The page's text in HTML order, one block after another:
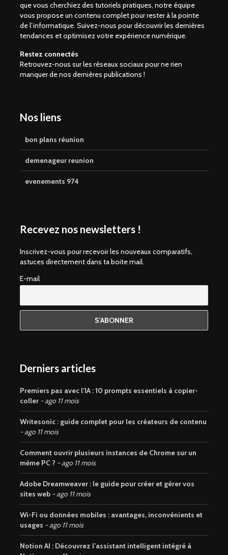
que vous cherchiez des tutoriels pratiques, notre équipe
vous propose un contenu complet pour rester à la pointe
de l’informatique. Suivez-nous pour découvrir les dernières
tendances et optimisez votre expérience numérique.
Restez connectés
Retrouvez-nous sur les réseaux sociaux pour ne rien
manquer de nos dernières publications !
Nos liens
bon plans réunion
demenageur reunion
evenements 974
Recevez nos newsletters !
Inscrivez-vous pour recevoir les nouveaux comparatifs,
astuces directement dans ta boite mail.
E-mail
Derniers articles
Premiers pas avec l’IA : 10 prompts essentiels à copier-
coller
ago 11 mois
Writesonic : guide complet pour les créateurs de contenu
ago 11 mois
Comment ouvrir plusieurs instances de Chrome sur un
même PC ?
ago 11 mois
Adobe Dreamweaver : le guide pour créer et gérer vos
sites web
ago 11 mois
Wi-Fi ou données mobiles : avantages, inconvénients et
usages
ago 11 mois
Notion AI : Découvrez l’assistant intelligent intégré à